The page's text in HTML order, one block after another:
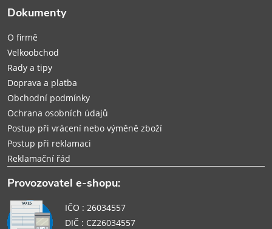
Dokumenty
O firmě
Velkoobchod
Rady a tipy
Doprava a platba
Obchodní podmínky
Ochrana osobních údajů
Postup při vrácení nebo výměně zboží
Postup při reklamaci
Reklamační řád
Provozovatel e-shopu:
IČO : 26034557
DIČ : CZ26034557